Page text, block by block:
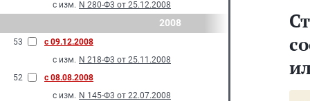
с изм. N 280-Ф3 от 25.12.2008
2008
53
с 09.12.2008
с изм. N 218-Ф3 от 25.11.2008
52
с 08.08.2008
с изм. N 145-Ф3 от 22.07.2008